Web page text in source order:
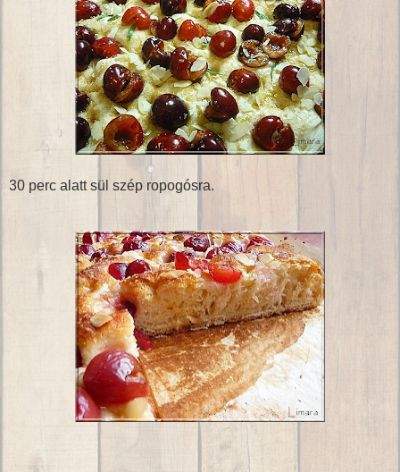
30 perc alatt sül szép ropogósra.